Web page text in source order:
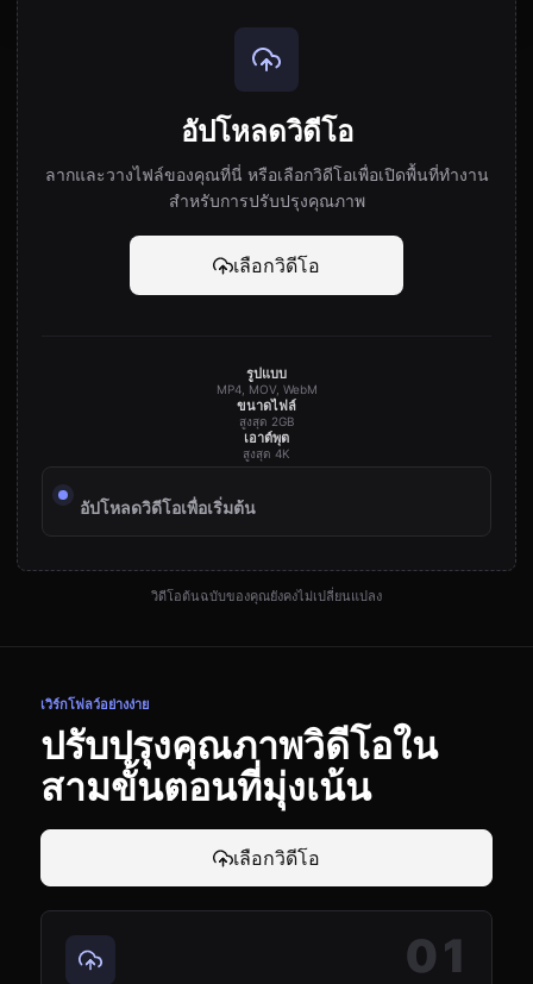
อัปโหลดวิดีโอ
ลากและวางไฟล์ของคุณที่นี่ หรือเลือกวิดีโอเพื่อเปิดพื้นที่ทำงาน
สำหรับการปรับปรุงคุณภาพ
เลือกวิดีโอ
รูปแบบ
MP4, MOV, WebM
ขนาดไฟล์
สูงสุด 2GB
เอาต์พุต
สูงสุด 4K
อัปโหลดวิดีโอเพื่อเริ่มต้น
วิดีโอต้นฉบับของคุณยังคงไม่เปลี่ยนแปลง
เวิร์กโฟลว์อย่างง่าย
ปรับปรุงคุณภาพวิดีโอใน
สามขั้นตอนที่มุ่งเน้น
เลือกวิดีโอ
01